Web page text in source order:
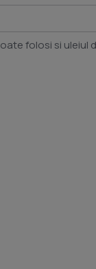
folosi si uleiul